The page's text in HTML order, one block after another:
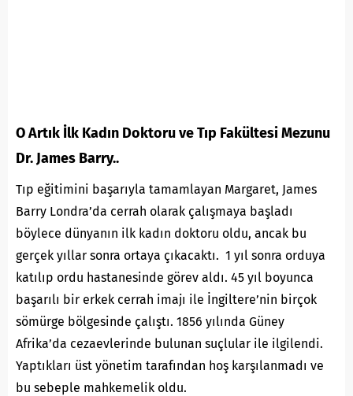
O Artık İlk Kadın Doktoru ve Tıp Fakültesi Mezunu
Dr. James Barry..
Tıp eğitimini başarıyla tamamlayan Margaret, James
Barry Londra’da cerrah olarak çalışmaya başladı
böylece dünyanın ilk kadın doktoru oldu, ancak bu
gerçek yıllar sonra ortaya çıkacaktı. 1 yıl sonra orduya
katılıp ordu hastanesinde görev aldı. 45 yıl boyunca
başarılı bir erkek cerrah imajı ile İngiltere’nin birçok
sömürge bölgesinde çalıştı. 1856 yılında Güney
Afrika’da cezaevlerinde bulunan suçlular ile ilgilendi.
Yaptıkları üst yönetim tarafından hoş karşılanmadı ve
bu sebeple mahkemelik oldu.